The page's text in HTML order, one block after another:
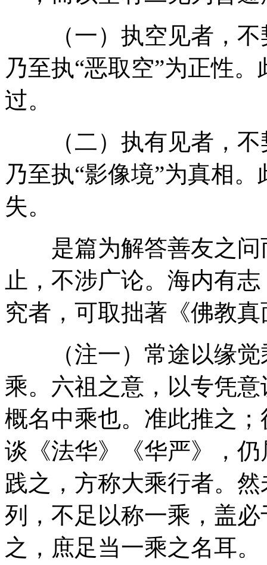
（一）执空见者，不
乃至执“恶取空”为正性
过。
（二）执有见者，不
乃至执“影像境”为真相
失。
是篇为解答善友之问
止，不涉广论。海内有
究者，可取拙著《佛教
（注一）常途以缘觉
乘。六祖之意，以专凭
概名中乘也。准此推之
谈《法华》《华严》，
践之，方称大乘行者。
列，不足以称一乘，盖
之，庶足当一乘之名耳。